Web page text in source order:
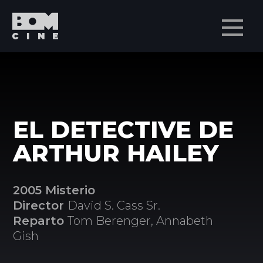
EL DETECTIVE DE
ARTHUR HAILEY
2005 Misterio
Director David S. Cass Sr.
RepartoTom Berenger, Annabeth
Gish